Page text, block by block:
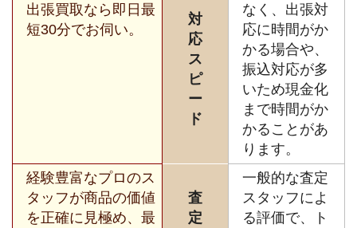
出張買取なら即日最
短30分でお伺い。
対
応
ス
ピ
ー
ド
なく、出張対
応に時間がか
かる場合や、
振込対応が多
いため現金化
まで時間がか
かることがあ
ります。
経験豊富なプロのス
タッフが商品の価値
を正確に見極め、最
査
定
一般的な査定
スタッフによ
る評価で、ト